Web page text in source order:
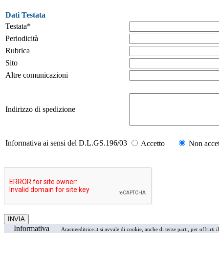
Dati Testata
Testata*
Periodicità
Rubrica
Sito
Altre comunicazioni
Indirizzo di spedizione
Informativa ai sensi del D.L.GS.196/03 Accetto Non
Informativa Aracneeditrice.it si avvale di cookie, anche di terze parti, per